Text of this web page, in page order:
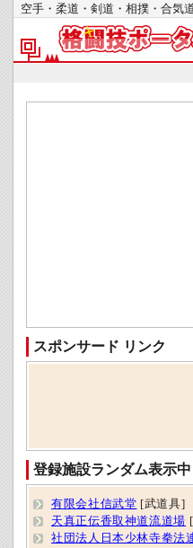
空手・柔道・剣道・相撲・合
スポンサード リンク
登録施設ランダム表示中
有限会社信武堂 [武道具]
天真正伝香取神道流道場
社団法人日本少林寺拳法